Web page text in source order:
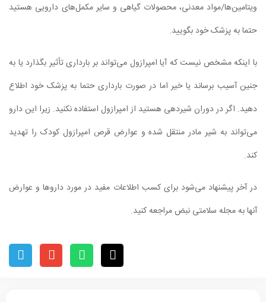
ویتامین‌ها/مواد معدنی، محصولات گیاهی و سایر مکمل‌های دارویی هستید
حتما به پزشک خود بگویید.
با اینکه مشخص نیست که آیا امپرازول می‌تواند بر بارداری تأثیر بگذارد یا به
جنین آسیب برساند یا خیر اما در صورت بارداری حتما به پزشک خود اطلاع
دهید. اگر در دوران شیردهی هستید از امپرازول استفاده نکنید. زیرا این دارو
می‌تواند به شیر مادر منتقل شده و عوارض قرص امپرازول کودک را تهدید
کند.
در آخر پیشنهاد می‌شود برای کسب اطلاعات مفید در مورد داروها و عوارض
آنها به مجله سلامتی نبض مراجعه کنید.